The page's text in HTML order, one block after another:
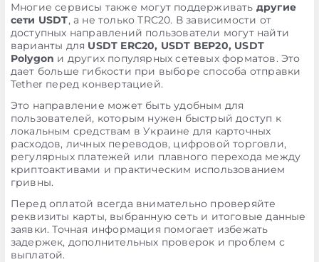
Многие сервисы также могут поддерживать другие
сети USDT, а не только TRC20. В зависимости от
доступных направлений пользователи могут найти
варианты для USDT ERC20, USDT BEP20, USDT
Polygon и других популярных сетевых форматов. Это
дает больше гибкости при выборе способа отправки
Tether перед конвертацией.
Это направление может быть удобным для
пользователей, которым нужен быстрый доступ к
локальным средствам в Украине для карточных
расходов, личных переводов, цифровой торговли,
регулярных платежей или плавного перехода между
криптоактивами и практическим использованием
гривны.
Перед оплатой всегда внимательно проверяйте
реквизиты карты, выбранную сеть и итоговые данные
заявки. Точная информация помогает избежать
задержек, дополнительных проверок и проблем с
выплатой.